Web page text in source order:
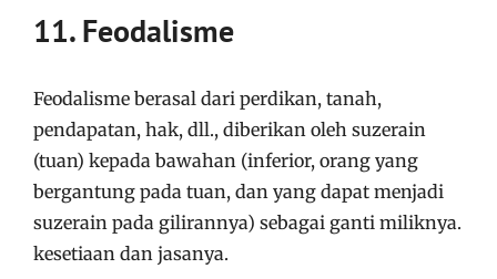
11. Feodalisme
Feodalisme berasal dari perdikan, tanah,
pendapatan, hak, dll., diberikan oleh suzerain
(tuan) kepada bawahan (inferior, orang yang
bergantung pada tuan, dan yang dapat menjadi
suzerain pada gilirannya) sebagai ganti miliknya.
kesetiaan dan jasanya.